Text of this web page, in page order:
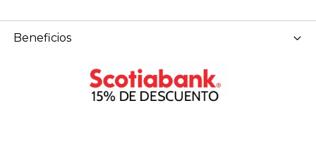
Beneficios